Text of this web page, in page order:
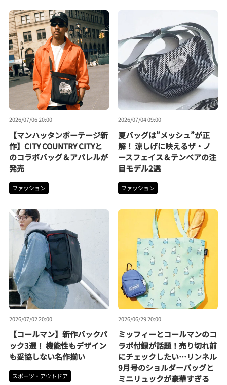
2026/07/06 20:00
【マンハッタンポーテージ新
作】CITY COUNTRY CITYと
のコラボバッグ＆アパレルが
発売
ファッション
2026/07/04 09:00
夏バッグは”メッシュ”が正
解！ 涼しげに映えるザ・ノ
ースフェイス＆テンベアの注
目モデル2選
ファッション
2026/07/02 20:00
【コールマン】新作バックパ
ック3選！ 機能性もデザイン
も妥協しない名作揃い
スポーツ・アウトドア
2026/06/29 20:00
ミッフィーとコールマンのコ
ラボ付録が話題！売り切れ前
にチェックしたい…リンネル
9月号のショルダーバッグと
ミニリュックが豪華すぎる